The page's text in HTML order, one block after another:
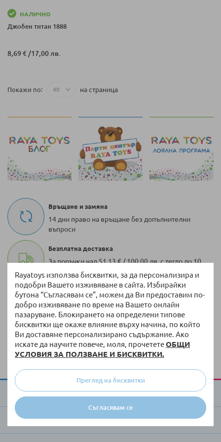
Rayatoys използва бисквитки, за да персонализира и
подобри Вашето изживяване в сайта. Избирайки
бутона “Съгласявам се”, можем да Ви предоставим по-
добро изживяване по време на Вашето онлайн
пазаруване. Блокирането на определени типове
бисквитки ще окаже влияние върху начина, по който
Ви доставяме персонализирано съдържание. Ако
искате да научите повече, моля, прочететеОБЩИ
УСЛОВИЯ ЗА ПОЛЗВАНЕ И БИСКВИТКИ.
Съгласявам се
Преглед на бисквитки
НАЛИЧНО
Джобен титан 1888
8,69 € /17,00 лв.
Покажи по на страница
Връщане и замяна
14 дни право на връщане без допълнителни
въпроси
Безплатна доставка
За поръчки над 51,13 € / 100,00 лв. с тегло до 10
100 000 + артикула
Разнообразие от оригинални продукти винаги
на склад
Бърза доставка
Доставка до 3 работни дни на налична стока
За Raya Toys
Търговци и клиенти